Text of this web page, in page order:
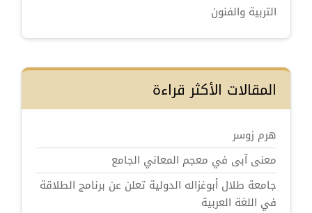
التربية والفنون
المقالات الأكثر قراءة
هرم زوسر
معنى آبى في معجم المعاني الجامع
جامعة طلال أبوغزاله الدولية تعلن عن برنامج الطلاقة
في اللغة العربية